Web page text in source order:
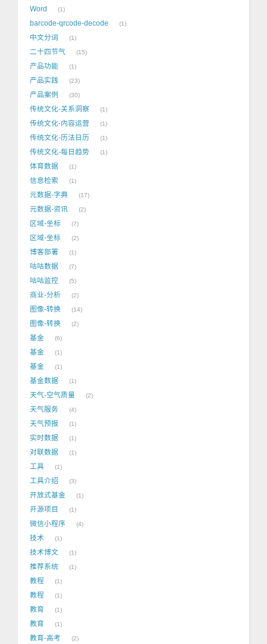
Word 1
barcode-qrcode-decode 1
中文分词 1
二十四节气 15
产品功能 1
产品实践 23
产品案例 30
传统文化-关系洞察 1
传统文化-内容运营 1
传统文化-历法日历 1
传统文化-每日趋势 1
体育数据 1
信息检索 1
元数据-字典 17
元数据-资讯 2
区域-坐标 7
区域-坐标 2
博客部署 1
咕咕数据 7
咕咕监控 5
商业-分析 2
图像-转换 14
图像-转换 2
基金 6
基金 1
基金 1
基金数据 1
天气-空气质量 2
天气服务 4
天气预报 1
实时数据 1
对联数据 1
工具 1
工具介绍 3
开放式基金 1
开源项目 1
微信小程序 4
技术 1
技术博文 1
推荐系统 1
教程 1
教程 1
教育 1
教育 1
教育-高考 2